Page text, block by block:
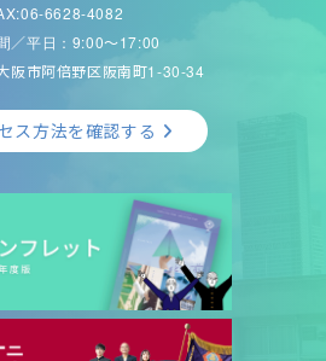
6628-4082
／平日：9:00〜17:00
阪市阿倍野区阪南町1-30-34
ス方法を確認する